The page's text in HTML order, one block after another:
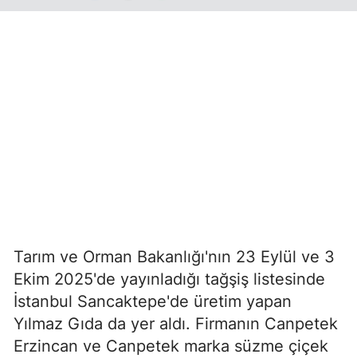
Tarım ve Orman Bakanlığı'nın 23 Eylül ve 3
Ekim 2025'de yayınladığı tağşiş listesinde
İstanbul Sancaktepe'de üretim yapan
Yılmaz Gıda da yer aldı. Firmanın Canpetek
Erzincan ve Canpetek marka süzme çiçek